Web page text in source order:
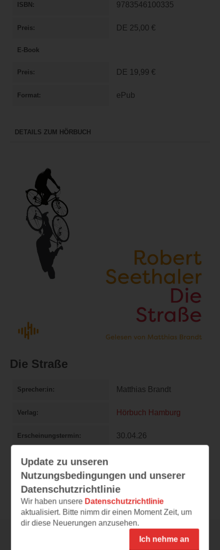
ISBN 9783546100335
Preis DE 25,00 €
E-Book
Preis DE 19,99 €
Format ePub
DETAILS ZUM HÖRBUCH
Die Straße
Sprecher:in Matthias Brandt
Verlag Hörbuch Hamburg
Erscheinungstermin 30.04.26
Länge
Update zu unseren
Nutzungsbedingungen und unserer
Datenschutzrichtlinie
Wir haben unsere Datenschutzrichtlinie
aktualisiert. Bitte nimm dir einen Moment Zeit, um
dir diese Neuerungen anzusehen.
Ich nehme an